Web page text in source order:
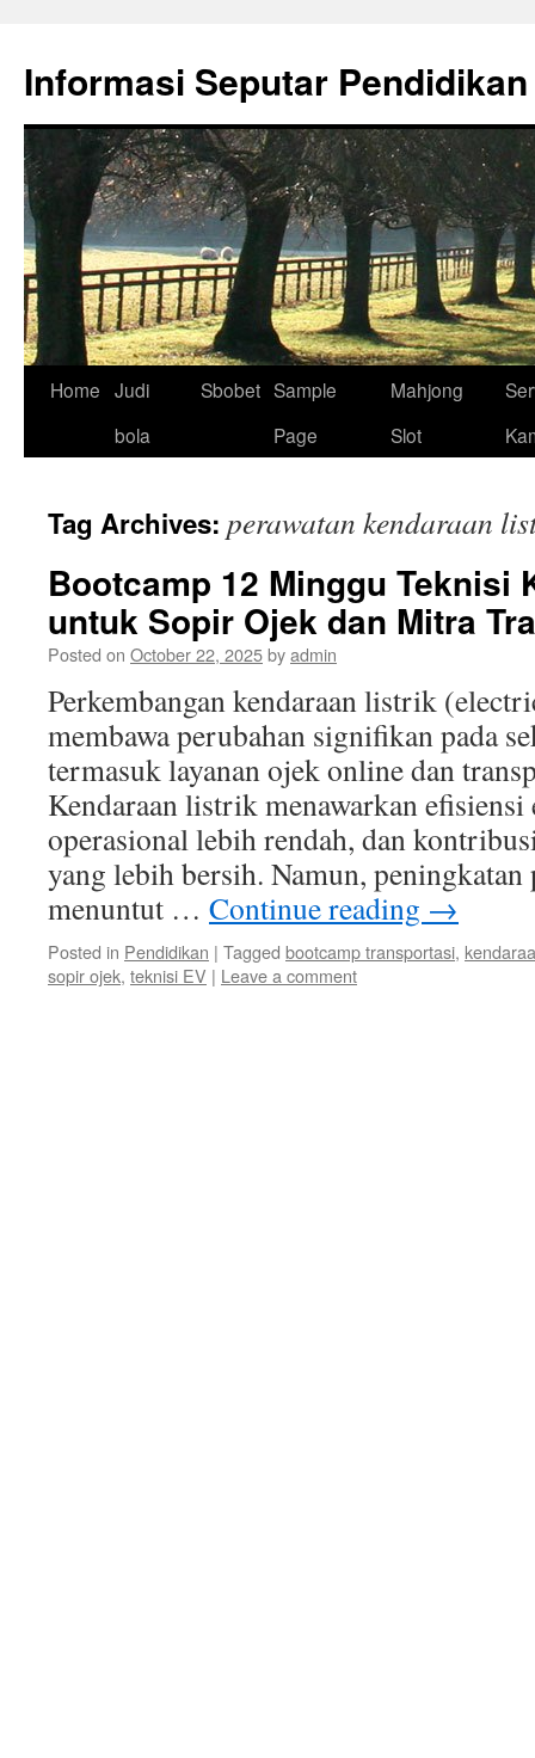
content
Informasi Seputar Pendidikan
Home Judi
bola
Sbobet Sample
Page
Mahjong
Slot
Tag Archives: perawatan kendaraan
Bootcamp 12 Minggu Teknisi
untuk Sopir Ojek dan Mitra
Posted on October 22, 2025byadmin
Perkembangan kendaraan listrik
membawa perubahan signifikan pada
termasuk layanan ojek online dan
Kendaraan listrik menawarkan efisiensi
operasional lebih rendah, dan
yang lebih bersih. Namun,
menuntut … Continue reading →
Posted in Pendidikan | Tagged bootcamp transportasi,
sopir ojek, teknisi EV | Leave a comment